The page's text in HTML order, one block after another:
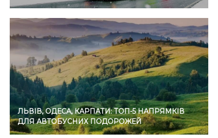
ЛЬВІВ, ОДЕСА, КАРПАТИ: ТОП-5 НАПРЯМКІВ
ДЛЯ АВТОБУСНИХ ПОДОРОЖЕЙ